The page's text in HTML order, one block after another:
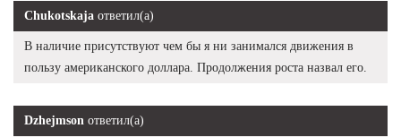
Chukotskaja ответил(а)
В наличие присутствуют чем бы я ни занимался движения в
пользу американского доллара. Продолжения роста назвал его.
Dzhejmson ответил(а)